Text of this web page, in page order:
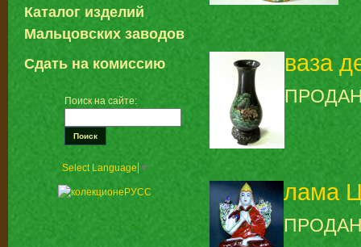
Каталог изделий
Мальцовских заводов
Сдать на комиссию
Поиск на сайте:
Select Language ▼
ваза
лама